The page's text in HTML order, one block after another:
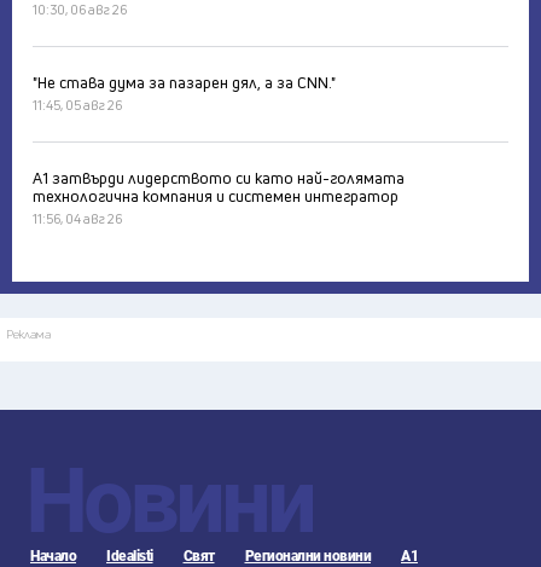
10:30, 06 авг 26
"Не става дума за пазарен дял, а за CNN."
11:45, 05 авг 26
А1 затвърди лидерството си като най-голямата
технологична компания и системен интегратор
11:56, 04 авг 26
Реклама
Новини
Начало Idealisti Свят Регионални новини А1